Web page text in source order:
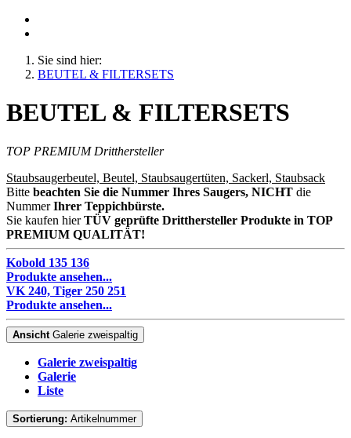
Sie sind hier:
BEUTEL & FILTERSETS
BEUTEL & FILTERSETS
TOP PREMIUM Dritthersteller
Staubsaugerbeutel, Beutel, Staubsaugertüten, Sackerl, Staubsack
Bitte beachten Sie die Nummer Ihres Saugers, NICHT die
NummerIhrer Teppichbürste.
Sie kaufen hierTÜV geprüfte Dritthersteller Produkte in TOP
PREMIUM QUALITÄT!
Kobold 135 136
Produkte ansehen...
VK 240, Tiger 250 251
Produkte ansehen...
Ansicht Galerie zweispaltig
Galerie zweispaltig
Galerie
Liste
Sortierung: Artikelnummer